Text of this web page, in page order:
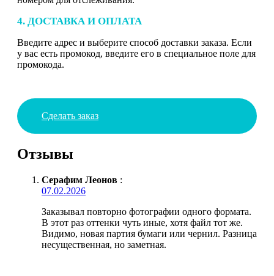
4. ДОСТАВКА И ОПЛАТА
Введите адрес и выберите способ доставки заказа. Если
у вас есть промокод, введите его в специальное поле для
промокода.
Сделать заказ
Отзывы
Серафим Леонов :
07.02.2026
Заказывал повторно фотографии одного формата.
В этот раз оттенки чуть иные, хотя файл тот же.
Видимо, новая партия бумаги или чернил. Разница
несущественная, но заметная.